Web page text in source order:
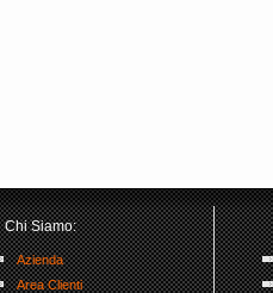
Chi Siamo:
Azienda
Area Clienti